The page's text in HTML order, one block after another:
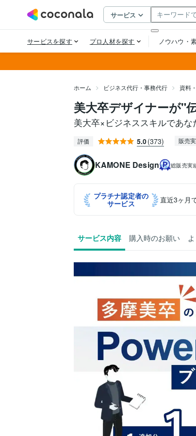
ホーム ビジネス代行・事務代行 資料
美大卒デザイナーが"
美大卒×ビジネススキルであ
評価 5.0(373) 販売
KAMONE Design 総販売実
プラチナ認定者の
サービス
直近3ヶ月
サービス内容 購入時のお願い